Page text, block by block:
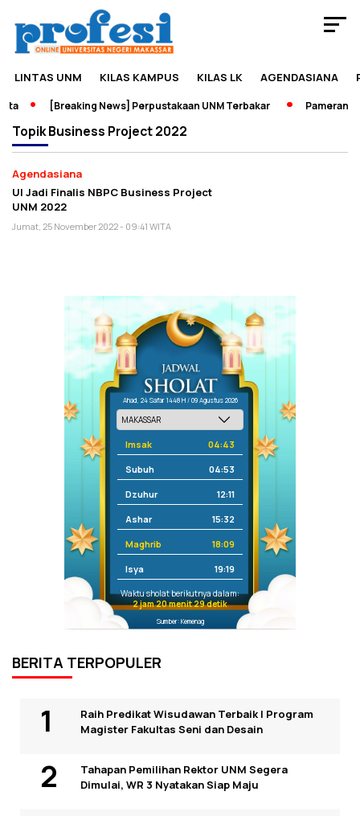
LINTAS UNM KILAS KAMPUS KILAS LK AGENDASIANA
[Breaking News] Perpustakaan UNM Terbakar Pameran
TopikBusiness Project 2022
Agendasiana
UI Jadi Finalis NBPC Business Project
UNM 2022
Jumat, 25 November 2022 - 09:41 WITA
Ahad, 24 Safar 1448 H / 09 Agustus 2026
Imsak 04:43
Subuh 04:53
Dzuhur 12:11
Ashar 15:32
Maghrib 18:09
Isya 19:19
Waktu sholat berikutnya dalam:
2 jam 20 menit 29 detik
Sumber: Kemenag
BERITA TERPOPULER
Raih Predikat Wisudawan Terbaik I Program
Magister Fakultas Seni dan Desain
Tahapan Pemilihan Rektor UNM Segera
Dimulai, WR 3 Nyatakan Siap Maju